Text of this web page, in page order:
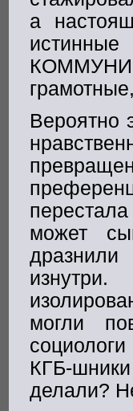
а
Вероятно
может
могли
КГБ-
делали?